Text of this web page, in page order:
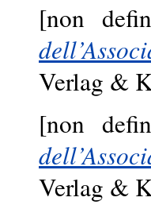
[non
Verlag &
[non
Verlag &